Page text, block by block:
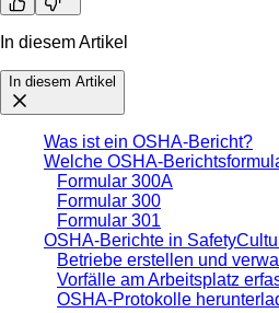
In diesem Artikel
In diesem Artikel
Was ist ein OSHA-Bericht?
Welche OSHA-
Formular 300A
Formular 300
Formular 301
OSHA-Berichte in
Betriebe erstellen und
Vorfälle am Arbeitsplatz
OSHA-Protokolle